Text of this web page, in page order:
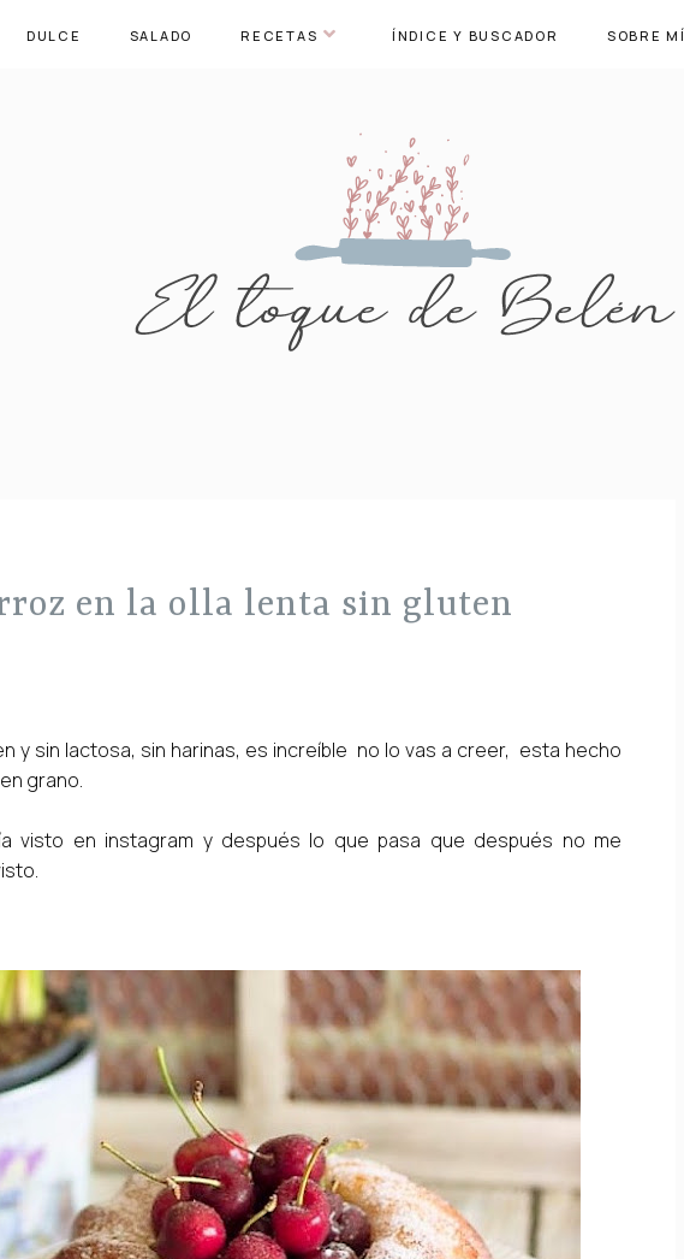
DULCE SALADO RECETAS ÍNDICE Y BUSCADOR SOBRE MÍ
en la olla lenta sin gluten
y sin lactosa, sin harinas, es increíble no lo vas a creer, esta hecho
grano.
visto en instagram y después lo que pasa que después no me